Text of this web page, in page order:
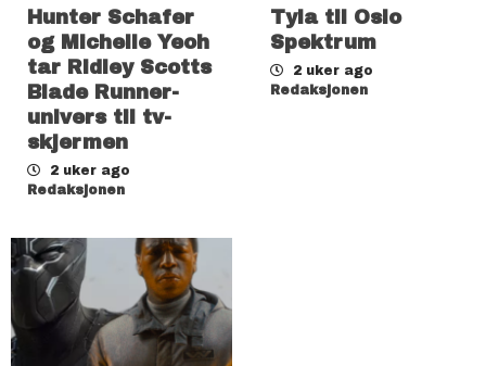
Hunter Schafer
og Michelle Yeoh
tar Ridley Scotts
Blade Runner-
univers til tv-
skjermen
2 uker ago
Redaksjonen
Tyla til Oslo
Spektrum
2 uker ago
Redaksjonen